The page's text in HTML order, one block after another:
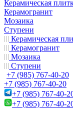
Керамическая
Керамогранит
Мозаика
Ступени
Керамическая
Керамогранит
Мозаика
Ступени
+7 (985) 767-40-20
+7 (985) 767-40-20
+7 (985) 767-40-
+7 (985) 767-40-